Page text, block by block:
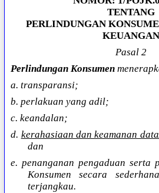
TENTANG
PERLINDUNGAN
KEUANGAN
Pasal 2
Perlindungan Konsumen
a. transparansi;
b. perlakuan yang adil;
c. keandalan;
d. kerahasiaan dan keamanan
dan
e. penanganan pengaduan serta
Konsumen secara
terjangkau.